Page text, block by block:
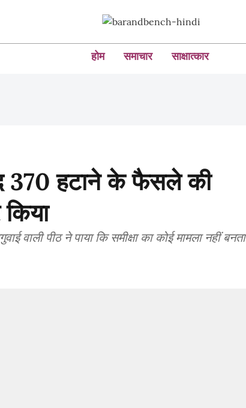
होम समाचार साक्षात्कार
370 हटाने के फैसले की
वाली पीठ ने पाया कि समीक्षा का कोई मामला नहीं बनता